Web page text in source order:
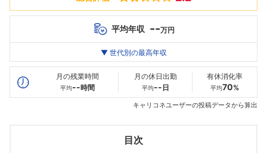
平均年収 --万円
最高年収
20代
--万
30代
--万
--万
▼ 世代別の最高年収
月の残業時間
平均--時間
月の休日出勤
平均-- 日
有休消化率
平均70%
キャリコネユーザーの投稿データから算出
目次